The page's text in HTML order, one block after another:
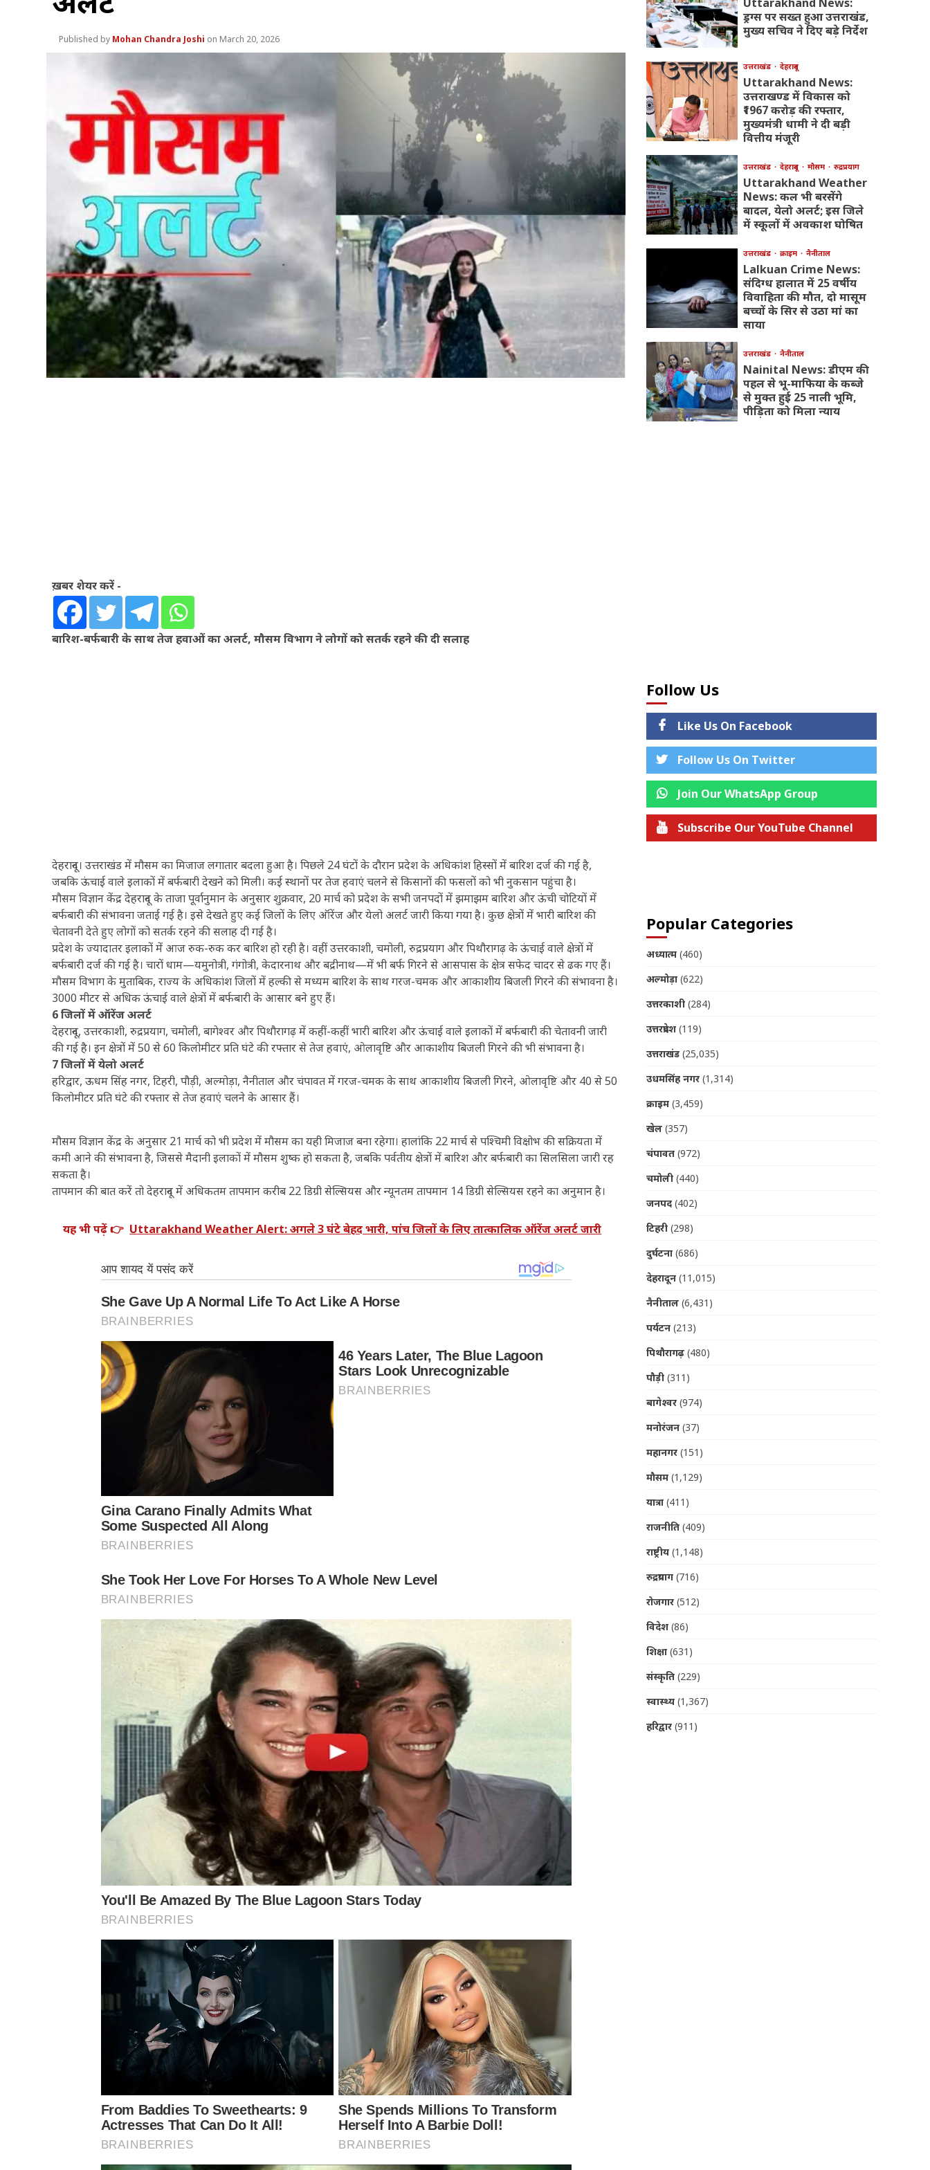
Mohan Chandra Joshi March 20, 2026
ख़बर शेयर करें -
बारिश-बर्फबारी के साथ तेज हवाओं का अलर्ट, मौसम विभाग ने लोगों को सतर्क रहने की दी सलाह
देहरादून। उत्तराखंड में मौसम का मिजाज लगातार बदला हुआ है। पिछले 24 घंटों के दौरान प्रदेश के अधिकांश हिस्सों में बारिश दर्ज की गई है,
जबकि ऊंचाई वाले इलाकों में बर्फबारी देखने को मिली। कई स्थानों पर तेज हवाएं चलने से किसानों की फसलों को भी नुकसान पहुंचा है।
मौसम विज्ञान केंद्र देहरादून के ताजा पूर्वानुमान के अनुसार शुक्रवार, 20 मार्च को प्रदेश के सभी जनपदों में झमाझम बारिश और ऊंची चोटियों में
बर्फबारी की संभावना जताई गई है। इसे देखते हुए कई जिलों के लिए ऑरेंज और येलो अलर्ट जारी किया गया है। कुछ क्षेत्रों में भारी बारिश की
चेतावनी देते हुए लोगों को सतर्क रहने की सलाह दी गई है।
प्रदेश के ज्यादातर इलाकों में आज रुक-रुक कर बारिश हो रही है। वहीं उत्तरकाशी, चमोली, रुद्रप्रयाग और पिथौरागढ़ के ऊंचाई वाले क्षेत्रों में
बर्फबारी दर्ज की गई है। चारों धाम—यमुनोत्री, गंगोत्री, केदारनाथ और बद्रीनाथ—में भी बर्फ गिरने से आसपास के क्षेत्र सफेद चादर से ढक गए हैं।
मौसम विभाग के मुताबिक, राज्य के अधिकांश जिलों में हल्की से मध्यम बारिश के साथ गरज-चमक और आकाशीय बिजली गिरने की संभावना है।
3000 मीटर से अधिक ऊंचाई वाले क्षेत्रों में बर्फबारी के आसार बने हुए हैं।
6 जिलों में ऑरेंज अलर्ट
देहरादून, उत्तरकाशी, रुद्रप्रयाग, चमोली, बागेश्वर और पिथौरागढ़ में कहीं-कहीं भारी बारिश और ऊंचाई वाले इलाकों में बर्फबारी की चेतावनी जारी
की गई है। इन क्षेत्रों में 50 से 60 किलोमीटर प्रति घंटे की रफ्तार से तेज हवाएं, ओलावृष्टि और आकाशीय बिजली गिरने की भी संभावना है।
7 जिलों में येलो अलर्ट
हरिद्वार, ऊधम सिंह नगर, टिहरी, पौड़ी, अल्मोड़ा, नैनीताल और चंपावत में गरज-चमक के साथ आकाशीय बिजली गिरने, ओलावृष्टि और 40 से 50
किलोमीटर प्रति घंटे की रफ्तार से तेज हवाएं चलने के आसार हैं।
मौसम विज्ञान केंद्र के अनुसार 21 मार्च को भी प्रदेश में मौसम का यही मिजाज बना रहेगा। हालांकि 22 मार्च से पश्चिमी विक्षोभ की सक्रियता में
कमी आने की संभावना है, जिससे मैदानी इलाकों में मौसम शुष्क हो सकता है, जबकि पर्वतीय क्षेत्रों में बारिश और बर्फबारी का सिलसिला जारी रह
सकता है।
तापमान की बात करें तो देहरादून में अधिकतम तापमान करीब 22 डिग्री सेल्सियस और न्यूनतम तापमान 14 डिग्री सेल्सियस रहने का अनुमान है।
यह भी पढ़ें 👉 Uttarakhand Weather Alert: अगले 3 घंटे बेहद भारी, पांच जिलों के लिए तात्कालिक ऑरेंज अलर्ट जारी
ड्रग्स पर सख्त हुआ उत्तराखंड,
मुख्य सचिव ने दिए बड़े निर्देश
उत्तराखंड देहरादून
Uttarakhand News:
उत्तराखण्ड में विकास को
₹1967 करोड़ की रफ्तार,
मुख्यमंत्री धामी ने दी बड़ी
वित्तीय मंजूरी
उत्तराखंड देहरादून मौसम रुद्रप्रयाग
Uttarakhand Weather
News: कल भी बरसेंगे
बादल, येलो अलर्ट; इस जिले
में स्कूलों में अवकाश घोषित
उत्तराखंड क्राइम नैनीताल
Lalkuan Crime News:
संदिग्ध हालात में 25 वर्षीय
विवाहिता की मौत, दो मासूम
बच्चों के सिर से उठा मां का
साया
उत्तराखंड नैनीताल
Nainital News: डीएम की
पहल से भू-माफिया के कब्जे
से मुक्त हुई 25 नाली भूमि,
पीड़िता को मिला न्याय
Follow Us
Like Us On Facebook
Follow Us On Twitter
Join Our WhatsApp Group
Subscribe Our YouTube Channel
Popular Categories
अध्यात्म(460)
अल्मोड़ा(622)
उत्तरकाशी(284)
उत्तरप्रदेश(119)
उत्तराखंड(25,035)
उधमसिंह नगर(1,314)
क्राइम(3,459)
खेल(357)
चंपावत(972)
चमोली(440)
जनपद(402)
टिहरी(298)
दुर्घटना(686)
देहरादून(11,015)
नैनीताल(6,431)
पर्यटन(213)
पिथौरागढ़(480)
पौड़ी(311)
बागेश्वर(974)
मनोरंजन(37)
महानगर(151)
मौसम(1,129)
यात्रा(411)
राजनीति(409)
राष्ट्रीय(1,148)
रुद्रप्रयाग(716)
रोजगार(512)
विदेश(86)
शिक्षा(631)
संस्कृति(229)
स्वास्थ्य(1,367)
हरिद्वार(911)